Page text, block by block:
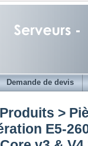
Demande de devis
>
E5-